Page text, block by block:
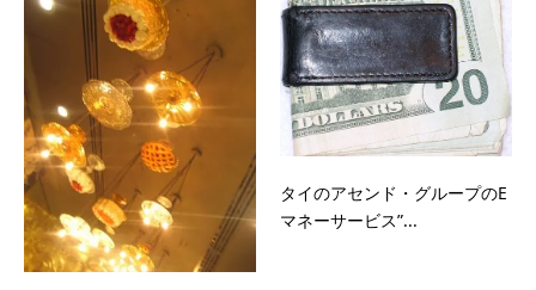
タイのアセンド・グループのE
マネーサービス”...